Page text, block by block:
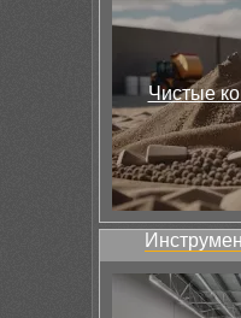
Чистые